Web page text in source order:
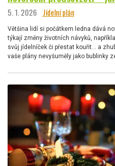
5. 1. 2026 Jídelní plán
Většina lidí si počátkem ledna dává
týkají změny životních návyků,
svůj jídelníček či přestat kouřit… a
vaše plány nevyšuměly jako bublinky